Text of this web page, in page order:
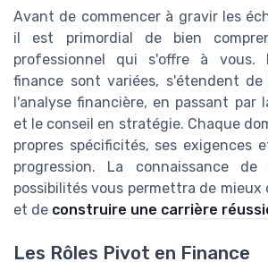
Avant de commencer à gravir les
il est primordial de bien
professionnel qui s'offre à vous.
finance sont variées, s'étendent
l'analyse financière, en passant par
et le conseil en stratégie. Chaque
propres spécificités, ses exigences
progression. La connaissance
possibilités vous permettra de mieux
et de construire une carrière
Les Rôles Pivot en Finance